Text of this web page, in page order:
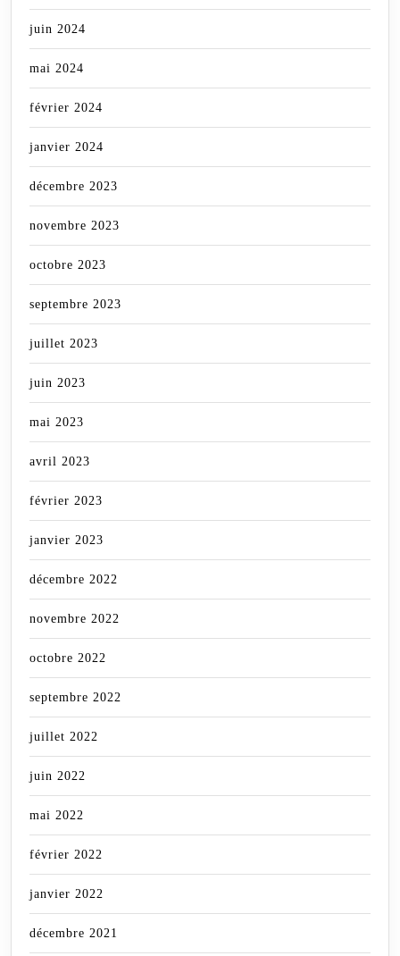
juin 2024
mai 2024
février 2024
janvier 2024
décembre 2023
novembre 2023
octobre 2023
septembre 2023
juillet 2023
juin 2023
mai 2023
avril 2023
février 2023
janvier 2023
décembre 2022
novembre 2022
octobre 2022
septembre 2022
juillet 2022
juin 2022
mai 2022
février 2022
janvier 2022
décembre 2021